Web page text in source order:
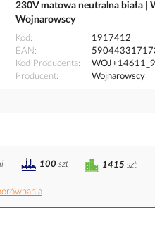
230V matowa neutralna biała |
Wojnarowscy
Kod
1917412
EAN
Kod Producenta
Producent
Wojnarowscy
1415 szt
100 szt